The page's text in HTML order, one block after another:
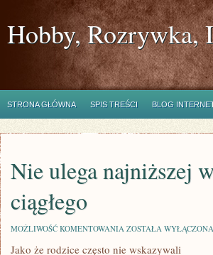
Hobby, Rozrywka,
STRONA GŁÓWNA SPIS TREŚCI BLOG
Nie ulega najniższej
ciągłego
MOŻLIWOŚĆ KOMENTOWANIA NIE
NAJNIŻSZEJ
ZOSTAŁA WYŁĄCZONA
Jako że rodzice często nie wskazywali